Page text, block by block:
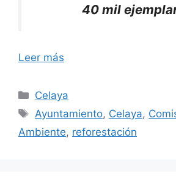
40 mil
Leer más
Categorías
Celaya
Etiquetas
Ayuntamiento, Celaya,
Ambiente, reforestación